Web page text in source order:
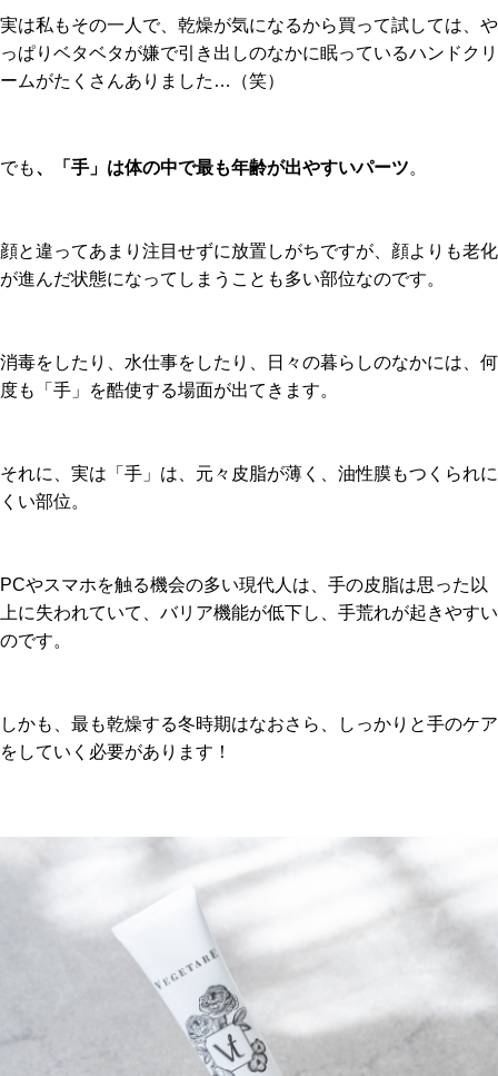
実は私もその一人で、乾燥が気になるから買って試しては、や
っぱりベタベタが嫌で引き出しのなかに眠っているハンドクリ
ームがたくさんありました…（笑）
でも、 「手」は体の中で最も年齢が出やすいパーツ。
顔と違ってあまり注目せずに放置しがちですが、顔よりも老化
が進んだ状態になってしまうことも多い部位なのです。
消毒をしたり、水仕事をしたり、日々の暮らしのなかには、何
度も「手」を酷使する場面が出てきます。
それに、実は「手」は、元々皮脂が薄く、油性膜もつくられに
くい部位。
PCやスマホを触る機会の多い現代人は、手の皮脂は思った以
上に失われていて、バリア機能が低下し、手荒れが起きやすい
のです。
しかも、最も乾燥する冬時期はなおさら、しっかりと手のケア
をしていく必要があります！